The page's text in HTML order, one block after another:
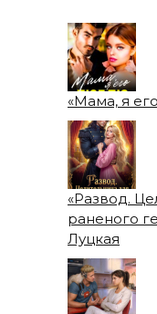
«Мама, я
«Развод.
раненого
Луцкая